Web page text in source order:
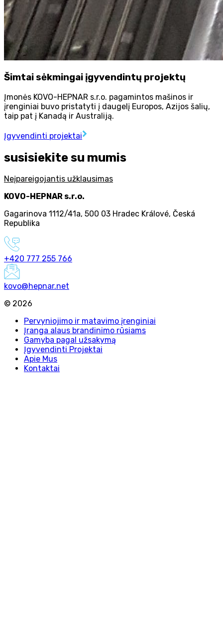
Šimtai sėkmingai įgyvendintų projektų
Įmonės KOVO-HEPNAR s.r.o. pagamintos mašinos ir
įrenginiai buvo pristatyti į daugelį Europos, Azijos šalių,
taip pat į Kanadą ir Australiją.
Įgyvendinti projektai
susisiekite su mumis
Neįpareigojantis užklausimas
KOVO-HEPNAR s.r.o.
Gagarinova 1112/41a, 500 03 Hradec Králové, Česká
Republika
+420 777 255 766
kovo@hepnar.net
© 2026
Pervyniojimo ir matavimo įrenginiai
Įranga alaus brandinimo rūsiams
Gamyba pagal užsakymą
Įgyvendinti Projektai
Apie Mus
Kontaktai